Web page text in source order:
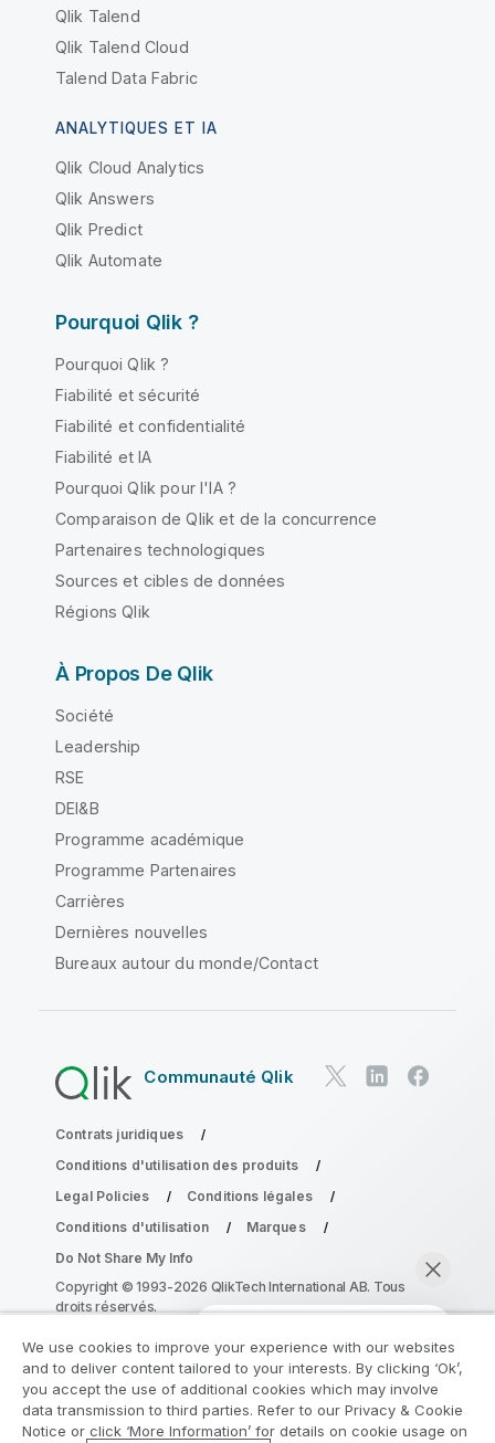
Qlik Talend
Qlik Talend Cloud
Talend Data Fabric
ANALYTIQUES ET IA
Qlik Cloud Analytics
Qlik Answers
Qlik Predict
Qlik Automate
Pourquoi Qlik ?
Pourquoi Qlik ?
Fiabilité et sécurité
Fiabilité et confidentialité
Fiabilité et IA
Pourquoi Qlik pour l'IA ?
Comparaison de Qlik et de la concurrence
Partenaires technologiques
Sources et cibles de données
Régions Qlik
À Propos De Qlik
Société
Leadership
RSE
DEI&B
Programme académique
Programme Partenaires
Carrières
Dernières nouvelles
Bureaux autour du monde/Contact
Communauté Qlik
Contrats juridiques
Conditions d'utilisation des produits
Legal Policies
Conditions légales
Conditions d'utilisation
Marques
Do Not Share My Info
Copyright © 1993-2026 QlikTech International AB. Tous
droits réservés.
Rejoignez le Programme de
modernisation analytique
We use cookies to improve your experience with our websites
and to deliver content tailored to your interests. By clicking ‘Ok’,
you accept the use of additional cookies which may involve
data transmission to third parties. Refer to our Privacy & Cookie
Notice or click ‘More Information’ for details on cookie usage on